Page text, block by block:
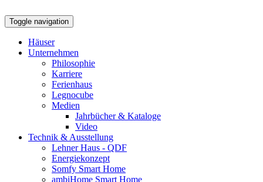
Toggle navigation
Häuser
Unternehmen
Philosophie
Karriere
Ferienhaus
Legnocube
Medien
Jahrbücher & Kataloge
Video
Technik & Ausstellung
Lehner Haus - QDF
Energiekonzept
Somfy Smart Home
ambiHome Smart Home